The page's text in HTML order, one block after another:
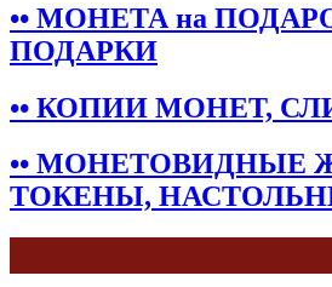
•• МОНЕТА на
ПОДАРКИ
•• КОПИИ МОНЕТ,
•• МОНЕТОВИДНЫЕ
ТОКЕНЫ,